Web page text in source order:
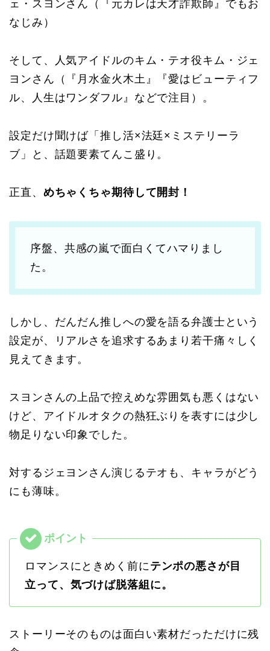
ェ・スヨンさん（『元カレは天才詐欺師』でもお
なじみ）
そして、人気アイドルのキム・テオ役キム・ジェ
ヨンさん（『月水金火木土』『愛はビューティフ
ル、人生はワンダフル』などで注目）。
設定だけ聞けば「推し活×法廷×ミステリーラ
ブ」と、話題要素てんこ盛り。
正直、 めちゃくちゃ期待して開封！
序盤、共感の嵐で面白くてハマりまし
た。
しかし、だんだん推しへの愛を語る弁護士という
設定が、リアルさを追求するあまり若干痛々しく
見えてきます。
スヨンさんの上品で控えめな雰囲気も悪くはない
けど、アイドルオタクの熱狂ぶりを表すには少し
物足りない印象でした。
対するジェヨンさん演じるテオも、キャラがどう
にも薄味。
ロマンスにときめく前に テンポの悪さが目
立って、気づけば脱落組に。
ストーリーそのものは面白い素材だっただけに残